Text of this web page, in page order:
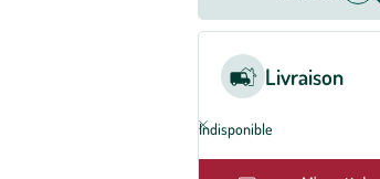
Livraison
Indisponible